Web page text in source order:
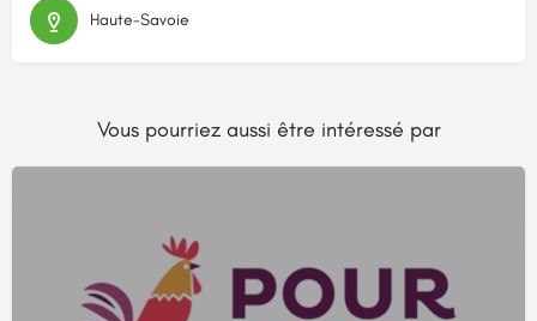
Haute-Savoie
Vous pourriez aussi être intéressé par